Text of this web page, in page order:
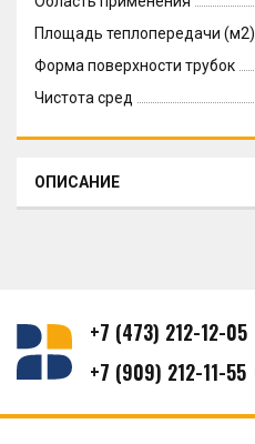
Площадь теплопередачи (м2)
Форма поверхности трубок
Чистота сред
ОПИСАНИЕ
+7 (473) 212-12-05
+7 (909) 212-11-55